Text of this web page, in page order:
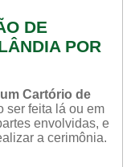
DE
POR
Cartório de
ser feita lá ou em
envolvidas, e
a cerimônia.